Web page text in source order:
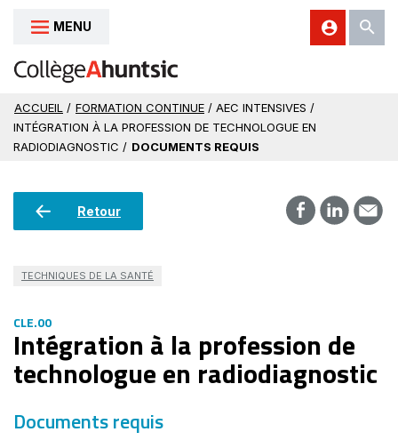
Aller au contenu
MENU
ACCUEIL / FORMATION CONTINUE / AEC INTENSIVES /
INTÉGRATION À LA PROFESSION DE TECHNOLOGUE EN
RADIODIAGNOSTIC / DOCUMENTS REQUIS
Retour
TECHNIQUES DE LA SANTÉ
CLE.00
Intégration à la profession de
technologue en radiodiagnostic
Documents requis